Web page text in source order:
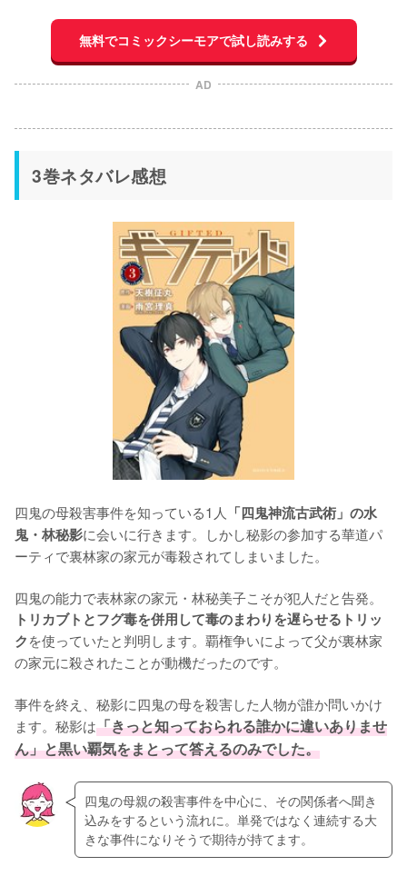
無料でコミックシーモアで試し読みする
AD
3巻ネタバレ感想
四鬼の母殺害事件を知っている1人 「四鬼神流古武術」の水
鬼・林秘影に会いに行きます。しかし秘影の参加する華道パ
ーティで裏林家の家元が毒殺されてしまいました。
四鬼の能力で表林家の家元・林秘美子こそが犯人だと告発。
トリカブトとフグ毒を併用して毒のまわりを遅らせるトリッ
クを使っていたと判明します。覇権争いによって父が裏林家
の家元に殺されたことが動機だったのです。
事件を終え、秘影に四鬼の母を殺害した人物が誰か問いかけ
ます。秘影は「きっと知っておられる誰かに違いありませ
ん」と黒い覇気をまとって答えるのみでした。
四鬼の母親の殺害事件を中心に、その関係者へ聞き
込みをするという流れに。単発ではなく連続する大
きな事件になりそうで期待が持てます。